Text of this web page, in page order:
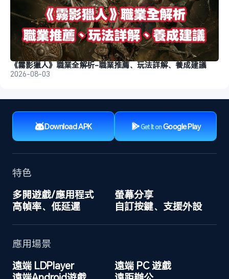
《霧影獵人》職業全解析-職業推薦、玩法詳解、養成建議
2026-08-03
Download APK Get It onGoogle Play
特色
多開遊戲/應用程式
螢幕分享
高幀率、低延遲
自訂按鍵、支援外設
應用場景
遠端 LDPlayer
遠端 PC 遊戲